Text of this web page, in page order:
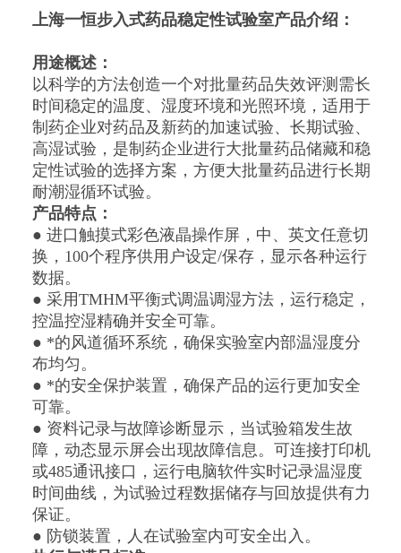
上海一恒步入式药品稳定性试验室产品介绍：
用途概述：
以科学的方法创造一个对批量药品失效评测需长
时间稳定的温度、湿度环境和光照环境，适用于
制药企业对药品及新药的加速试验、长期试验、
高湿试验，是制药企业进行大批量药品储藏和稳
定性试验的选择方案，方便大批量药品进行长期
耐潮湿循环试验。
产品特点：
● 进口触摸式彩色液晶操作屏，中、英文任意切
换，100个程序供用户设定/保存，显示各种运行
数据。
● 采用TMHM平衡式调温调湿方法，运行稳定，
控温控湿精确并安全可靠。
● *的风道循环系统，确保实验室内部温湿度分
布均匀。
● *的安全保护装置，确保产品的运行更加安全
可靠。
● 资料记录与故障诊断显示，当试验箱发生故
障，动态显示屏会出现故障信息。可连接打印机
或485通讯接口，运行电脑软件实时记录温湿度
时间曲线，为试验过程数据储存与回放提供有力
保证。
● 防锁装置，人在试验室内可安全出入。